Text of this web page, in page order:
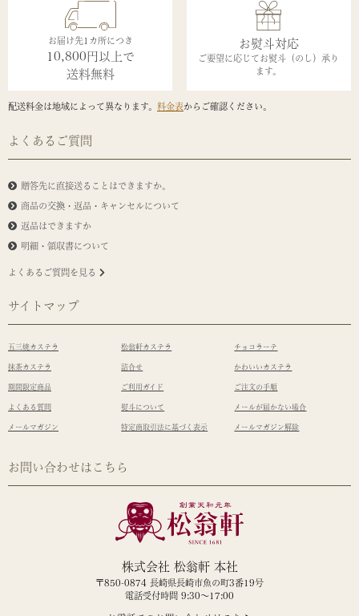
お届け先1カ所につき
10,800円以上で
送料無料
お熨斗対応
ご要望に応じてお熨斗（のし）承り
ます。
配送料金は地域によって異なります。 料金表からご確認ください。
よくあるご質問
贈答先に直接送ることはできますか。
商品の交換・返品・キャンセルについて
返品はできますか
明細・領収書について
よくあるご質問を見る
サイトマップ
五三焼カステラ 松翁軒カステラ チョコラーテ
抹茶カステラ 詰合せ かわいいカステラ
期間限定商品 ご利用ガイド ご注文の手順
よくある質問 熨斗について メールが届かない場合
メールマガジン 特定商取引法に基づく表示 メールマガジン解除
お問い合わせはこちら
株式会社 松翁軒 本社
〒850-0874 長崎県長崎市魚の町3番19号
電話受付時間 9:30～17:00